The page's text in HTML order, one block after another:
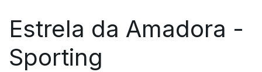
Estrela da Amadora -
Sporting